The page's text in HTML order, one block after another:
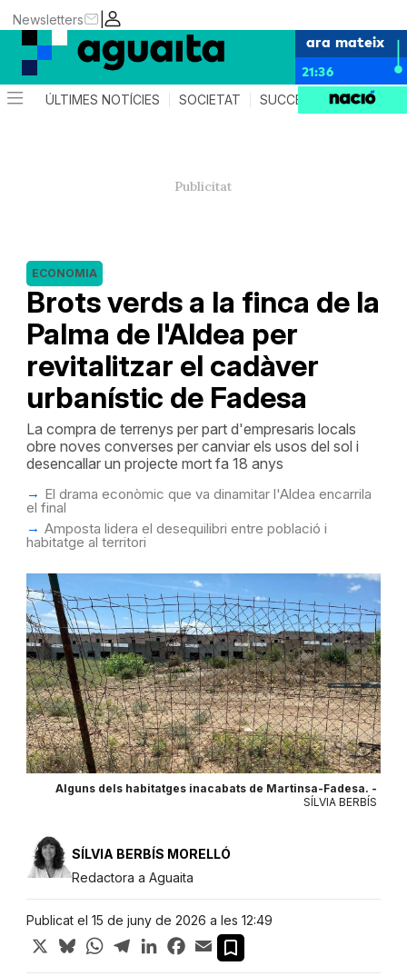
|
Newsletters
ara mateix
21:36
ÚLTIMES NOTÍCIES SOCIETAT SUCCESSOS AGENDA
Brots verds a la finca de la
Palma de l'Aldea per
revitalitzar el cadàver
urbanístic de Fadesa
ECONOMIA
La compra de terrenys per part d'empresaris locals
obre noves converses per canviar els usos del sol i
desencallar un projecte mort fa 18 anys
El drama econòmic que va dinamitar l'Aldea encarrila
el final
Amposta lidera el desequilibri entre població i
habitatge al territori
Alguns dels habitatges inacabats de Martinsa-Fadesa. -
SÍLVIA BERBÍS
SÍLVIA BERBÍS MORELLÓ
Redactora a Aguaita
Publicat el 15 de juny de 2026 a les 12:49
X BlueskyWhatsApp
TelegramLinkedInFacebook
Email